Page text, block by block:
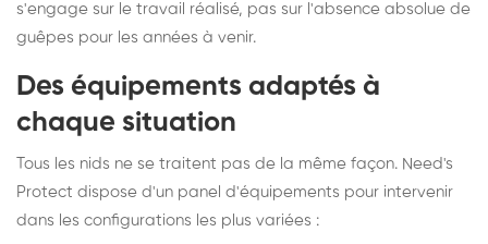
s'engage sur le travail réalisé, pas sur l'absence absolue de
guêpes pour les années à venir.
Des équipements adaptés à
chaque situation
Tous les nids ne se traitent pas de la même façon. Need's
Protect dispose d'un panel d'équipements pour intervenir
dans les configurations les plus variées :